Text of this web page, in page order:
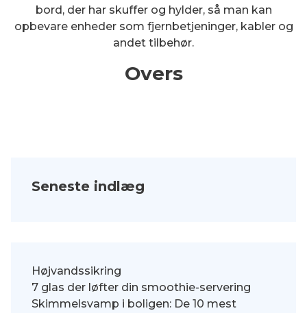
bord, der har skuffer og hylder, så man kan
opbevare enheder som fjernbetjeninger, kabler og
andet tilbehør.
Overs
Seneste indlæg
Højvandssikring
7 glas der løfter din smoothie-servering
Skimmelsvamp i boligen: De 10 mest